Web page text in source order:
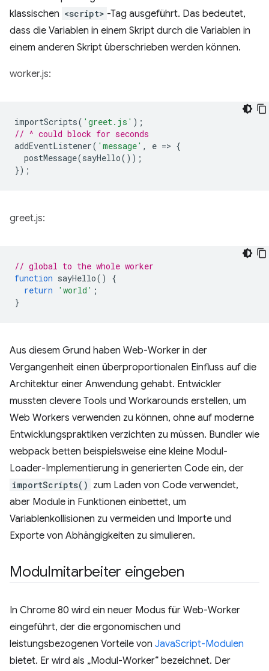
klassischen <script> -Tag ausgeführt. Das bedeutet,
dass die Variablen in einem Skript durch die Variablen in
einem anderen Skript überschrieben werden können.
worker.js:
importScripts( 'greet.js' );
// ^ could block for seconds
addEventListener( 'message' , e => {
postMessage(sayHello());
});
greet.js:
// global to the whole worker
function sayHello()
{
return
'world' ;
}
Aus diesem Grund haben Web-Worker in der
Vergangenheit einen überproportionalen Einfluss auf die
Architektur einer Anwendung gehabt. Entwickler
mussten clevere Tools und Workarounds erstellen, um
Web Workers verwenden zu können, ohne auf moderne
Entwicklungspraktiken verzichten zu müssen. Bundler wie
webpack betten beispielsweise eine kleine Modul-
Loader-Implementierung in generierten Code ein, der
importScripts() zum Laden von Code verwendet,
aber Module in Funktionen einbettet, um
Variablenkollisionen zu vermeiden und Importe und
Exporte von Abhängigkeiten zu simulieren.
Modulmitarbeiter eingeben
In Chrome 80 wird ein neuer Modus für Web-Worker
eingeführt, der die ergonomischen und
leistungsbezogenen Vorteile von JavaScript-Modulen
bietet. Er wird als „Modul-Worker“ bezeichnet. Der